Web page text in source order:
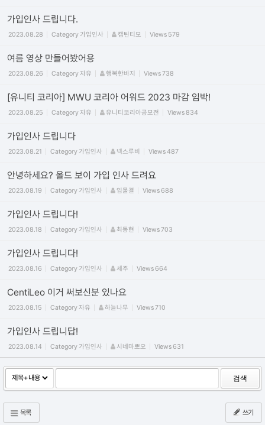
가입인사 드립니다.
2023.08.28 Category가입인사 캡틴티모 Views 579
여름 영상 만들어봤어용
2023.08.26 Category자유 행복한바지 Views738
[유니티 코리아] MWU 코리아 어워드 2023 마감 임박!
2023.08.25 Category자유 유니티코리아공모전 Views834
가입인사 드립니다
2023.08.21 Category가입인사 넥스루비 Views487
안녕하세요? 올드 보이 가입 인사 드려요
2023.08.19 Category가입인사 임물결 Views688
가입인사 드립니다!
2023.08.18 Category가입인사 최동현 Views703
가입인사 드립니다!
2023.08.16 Category가입인사 세주 Views664
CentiLeo 이거 써보신분 있나요
2023.08.15 Category자유 하늘나무 Views710
가입인사 드립니답!
2023.08.14 Category가입인사 시네마뽀오 Views631
검색
목록 쓰기